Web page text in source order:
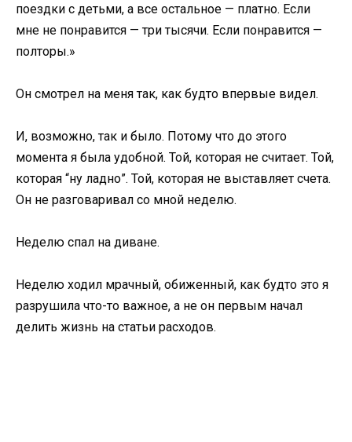
поездки с детьми, а все остальное — платно. Если
мне не понравится — три тысячи. Если понравится —
полторы.»
Он смотрел на меня так, как будто впервые видел.
И, возможно, так и было. Потому что до этого
момента я была удобной. Той, которая не считает. Той,
которая “ну ладно”. Той, которая не выставляет счета.
Он не разговаривал со мной неделю.
Неделю спал на диване.
Неделю ходил мрачный, обиженный, как будто это я
разрушила что-то важное, а не он первым начал
делить жизнь на статьи расходов.